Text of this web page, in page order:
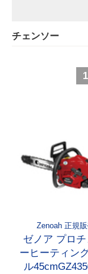
チェンソー
1
Zenoah 正規
ゼノア プロチ
ーヒーティン
ル